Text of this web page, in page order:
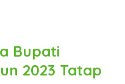
Bupati
2023 Tatap